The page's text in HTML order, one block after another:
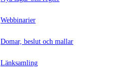
Webbinarier
Domar, beslut och mallar
Länksamling